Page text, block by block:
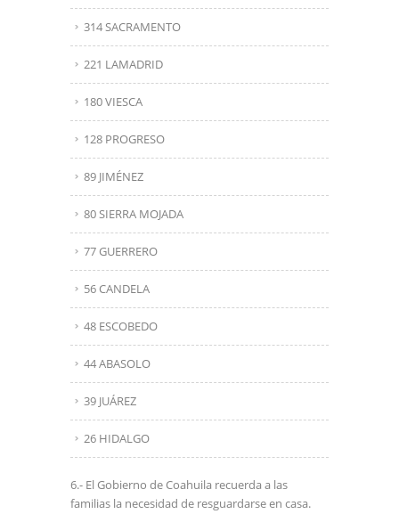
314 SACRAMENTO
221 LAMADRID
180 VIESCA
128 PROGRESO
89 JIMÉNEZ
80 SIERRA MOJADA
77 GUERRERO
56 CANDELA
48 ESCOBEDO
44 ABASOLO
39 JUÁREZ
26 HIDALGO
6.- El Gobierno de Coahuila recuerda a las
familias la necesidad de resguardarse en casa.